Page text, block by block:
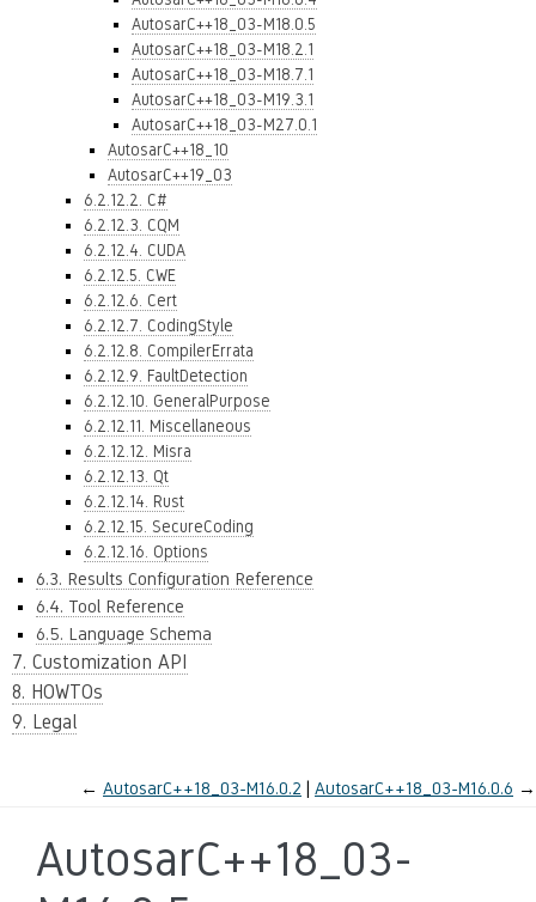
AutosarC++18_03-M18.0.5
AutosarC++18_03-M18.2.1
AutosarC++18_03-M18.7.1
AutosarC++18_03-M19.3.1
AutosarC++18_03-M27.0.1
AutosarC++18_10
AutosarC++19_03
6.2.12.2. C#
6.2.12.3. CQM
6.2.12.4. CUDA
6.2.12.5. CWE
6.2.12.6. Cert
6.2.12.7. CodingStyle
6.2.12.8. CompilerErrata
6.2.12.9. FaultDetection
6.2.12.10. GeneralPurpose
6.2.12.11. Miscellaneous
6.2.12.12. Misra
6.2.12.13. Qt
6.2.12.14. Rust
6.2.12.15. SecureCoding
6.2.12.16. Options
6.3. Results Configuration Reference
6.4. Tool Reference
6.5. Language Schema
7. Customization API
8. HOWTOs
9. Legal
← AutosarC++18_03-M16.0.2 AutosarC++18_03-M16.0.6 →
AutosarC++18_03-